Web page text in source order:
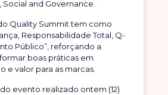
Social and Governance.
Quality Summit tem como
Responsabilidade Total, Q-
Público”, reforçando a
boas práticas em
e valor para as marcas.
evento realizado ontem (12)